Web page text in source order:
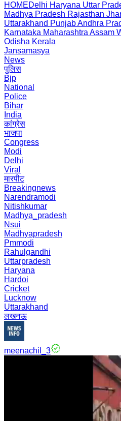
HOMEDelhi Haryana Uttar
Madhya Pradesh Rajasthan
Uttarakhand PunjabAndhra
Karnataka Maharashtra Assam
Odisha Kerala
Jansamasya
News
पुलिस
Bjp
National
Police
Bihar
India
कांग्रेस
भाजपा
Congress
Modi
Delhi
Viral
मारपीट
Breakingnews
Narendramodi
Nitishkumar
Madhya_pradesh
Nsui
Madhyapradesh
Pmmodi
Rahulgandhi
Uttarpradesh
Haryana
Hardoi
Cricket
Lucknow
Uttarakhand
लखनऊ
meenachil_3